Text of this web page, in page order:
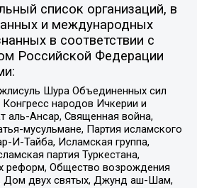
список организаций, в
и международных
в соответствии с
Российской Федерации
Шура Объединенных сил
народов Ичкерии и
аль-Ансар, Священная война,
мусульмане, Партия исламского
И-Тайба, Исламская группа,
партия Туркестана,
реформ, Общество возрождения
Дом двух святых, Джунд аш-Шам,